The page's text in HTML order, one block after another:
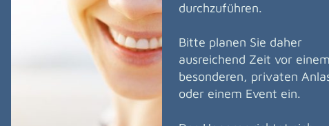
durchzuführen.
Bitte planen Sie daher
ausreichend Zeit vor
besonderen, privaten
oder einem Event ein.